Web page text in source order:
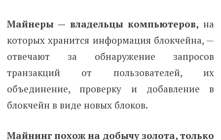
Майнеры — владельцы компьютеров, на
которых хранится информация блокчейна, —
отвечают за обнаружение запросов
транзакций от пользователей, их
объединение, проверку и добавление в
блокчейн в виде новых блоков.
Майнинг похож на добычу золота, только